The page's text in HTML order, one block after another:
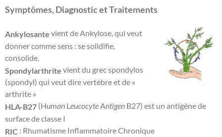
Symptômes, Diagnostic et Traitements
Ankylosante vient de Ankylose, qui veut
donner comme sens : se solidifie,
consolide.
Spondylarthrite vient du grec spondylos
(spondyl) qui veut dire vertèbre et de «
arthrite »
HLA-B27 (Human LeucocyteAntigen B27) est un antigène de
surface de classe I
RIC : Rhumatisme Inflammatoire Chronique